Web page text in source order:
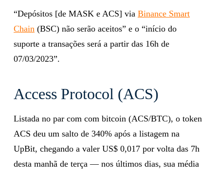
“Depósitos [de MASK e ACS] via Binance Smart
Chain (BSC) não serão aceitos” e o “início do
suporte a transações será a partir das 16h de
07/03/2023”.
Access Protocol (ACS)
Listada no par com com bitcoin (ACS/BTC), o token
ACS deu um salto de 340% após a listagem na
UpBit, chegando a valer US$ 0,017 por volta das 7h
desta manhã de terça — nos últimos dias, sua média